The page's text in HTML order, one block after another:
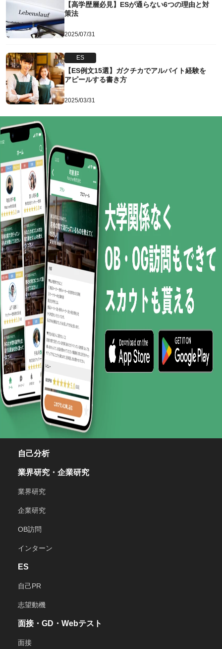
【高学歴層必見】ESが通らない6つの理由と対
策法
2025/07/31
ES
【ES例文15選】ガクチカでアルバイト経験を
アピールする書き方
2025/03/31
自己分析
業界研究・企業研究
業界研究
企業研究
OB訪問
インターン
ES
自己PR
志望動機
面接・GD・Webテスト
面接